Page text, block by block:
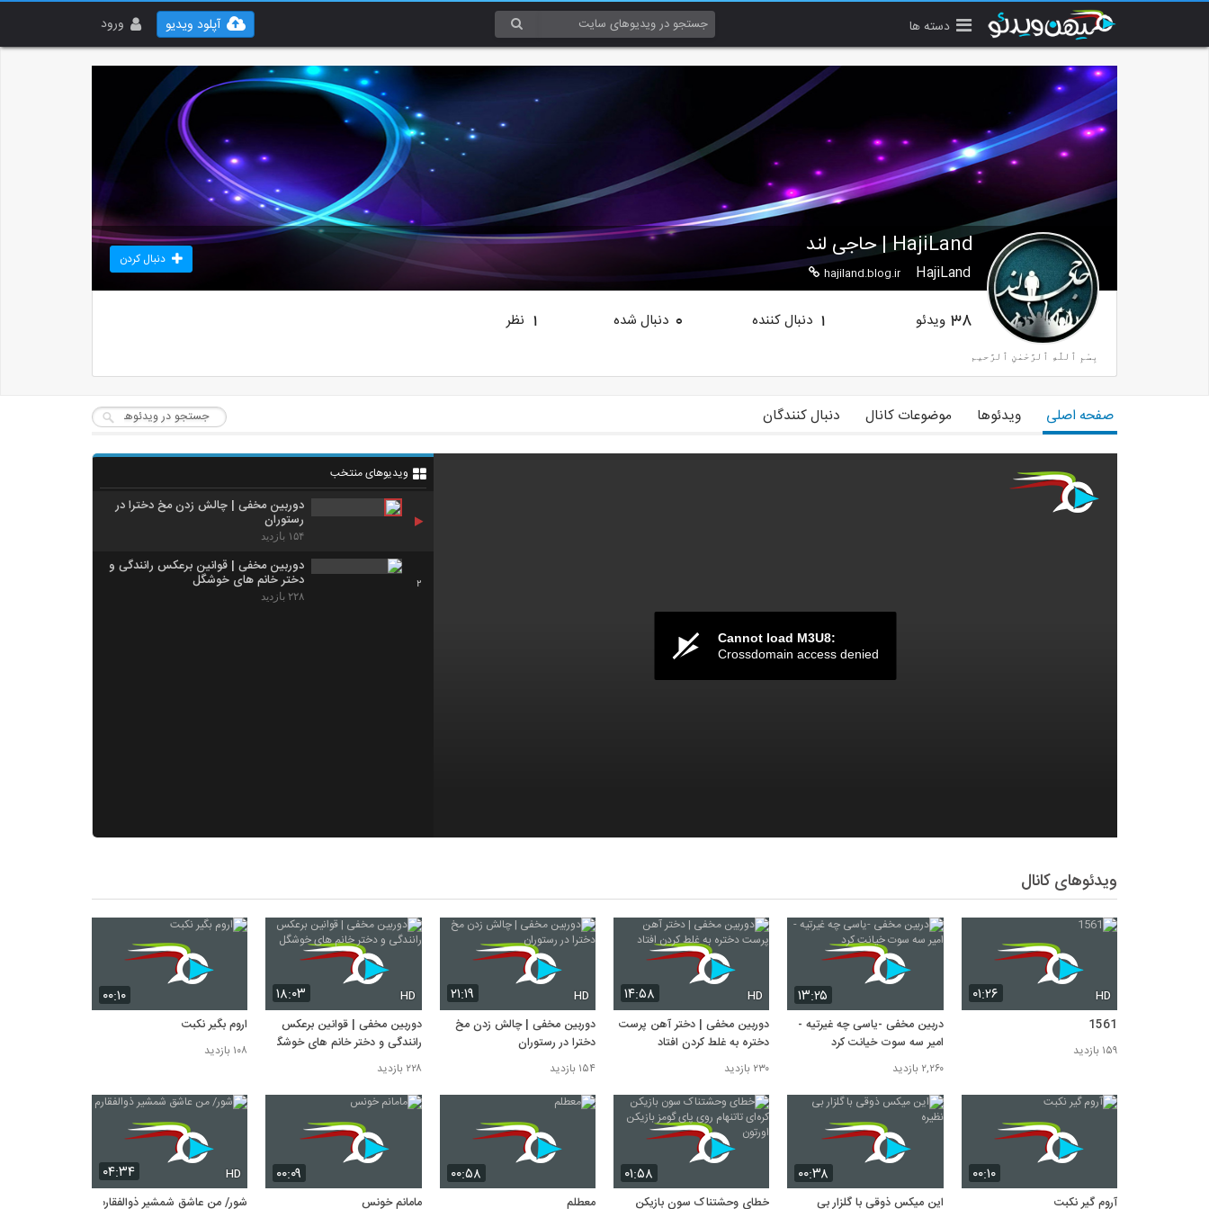
دسته ها ورود آپلود ویدیو
HajiLand | حاجی لند
HajiLand
hajiland.blog.ir
دنبال کردن
38 ویدئو 1 دنبال کننده 0 دنبال شده 1 نظر
بِسْمِ ٱللّٰهِ ٱلرَّحْمٰنِ ٱلرَّحیم
صفحه اصلی ویدئوها موضوعات کانال دنبال کنندگان
Cannot load M3U8:
Crossdomain access denied
ویدیوهای منتخب
دوربین مخفی | چالش زدن مخ دخترا در
رستوران
۱۵۴ بازدید
2
دوربین مخفی | قوانین برعکس رانندگی و
دختر خانم های خوشگل
۲۲۸ بازدید
ویدئوهای کانال
۰۱:۲۶ HD
1561
۱۵۹ بازدید
۱۳:۲۵
دربین مخفی -یاسی چه غیرتیه -
امیر سه سوت خیانت کرد
۲,۲۶۰ بازدید
۱۴:۵۸ HD
دوربین مخفی | دختر آهن پرست
دختره به غلط کردن افتاد
۲۳۰ بازدید
۲۱:۱۹ HD
دوربین مخفی | چالش زدن مخ
دخترا در رستوران
۱۵۴ بازدید
۱۸:۰۳ HD
دوربین مخفی | قوانین برعکس
رانندگی و دختر خانم های خوشگل
۲۲۸ بازدید
۰۰:۱۰
اروم بگیر نکبت
۱۰۸ بازدید
۰۰:۱۰
آروم گیر نکبت
۰۰:۳۸
این میکس ذوقی با گلزار بی
۰۱:۵۸
خطای وحشتناک سون بازیکن
۰۰:۵۸
معطلم
۰۰:۰۹
مامانم خونس
۰۴:۳۴ HD
شور/ من عاشق شمشیر ذوالفقارم